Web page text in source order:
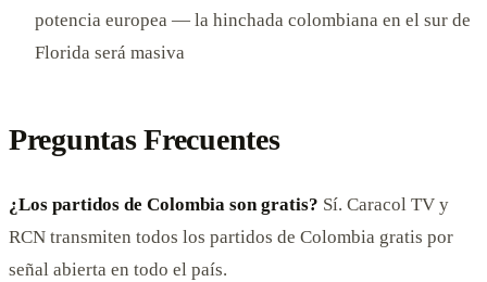
potencia europea — la hinchada colombiana en el sur de
Florida será masiva
Preguntas Frecuentes
¿Los partidos de Colombia son gratis? Sí. Caracol TV y
RCN transmiten todos los partidos de Colombia gratis por
señal abierta en todo el país.